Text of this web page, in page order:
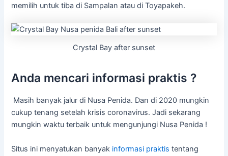
memilih untuk tiba di Sampalan atau di Toyapakeh.
Crystal Bay after sunset
Anda mencari informasi praktis ?
Masih banyak jalur di Nusa Penida. Dan di 2020 mungkin
cukup tenang setelah krisis coronavirus. Jadi sekarang
mungkin waktu terbaik untuk mengunjungi Nusa Penida !
Situs ini menyatukan banyak informasi praktis tentang